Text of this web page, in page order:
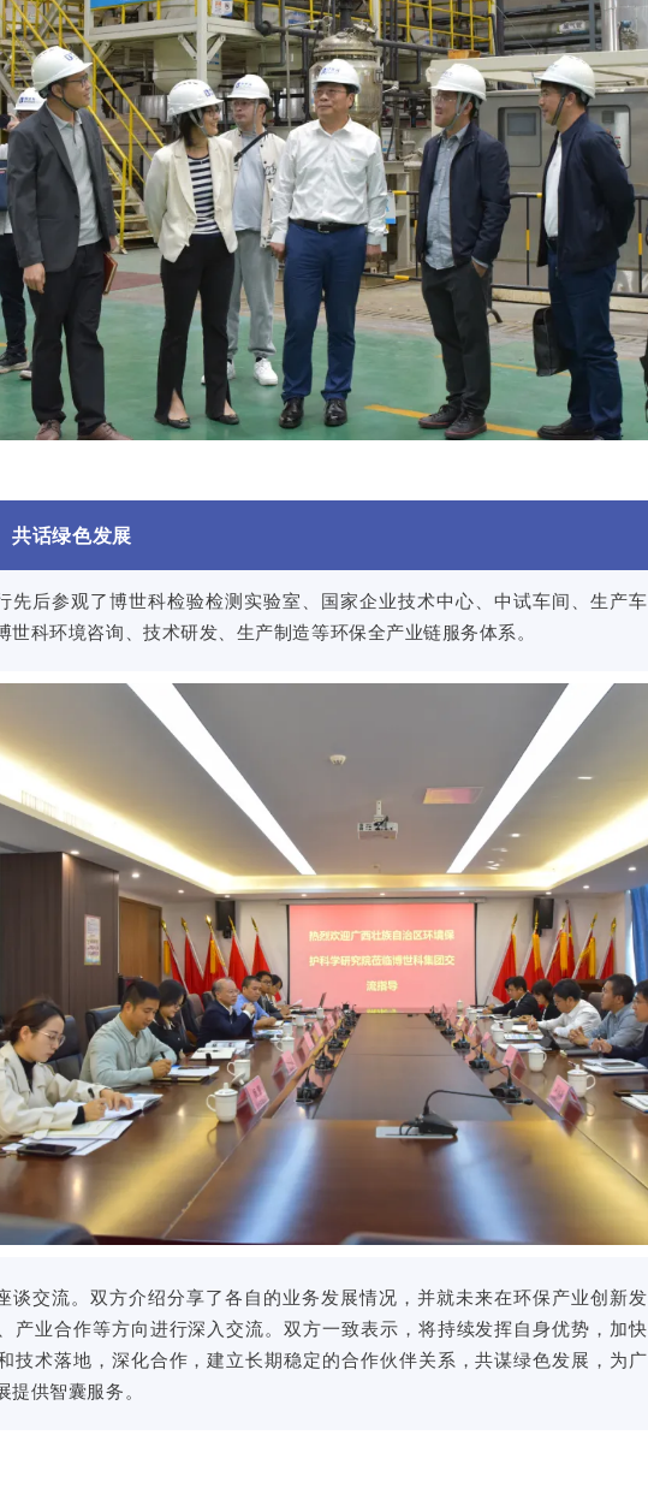
话绿色发展
先后参观了博世科检验检测实验室、国家企业技术中心、中试车间、生产车
世科环境咨询、技术研发、生产制造等环保全产业链服务体系。
谈交流。双方介绍分享了各自的业务发展情况，并就未来在环保产业创新发
产业合作等方向进行深入交流。双方一致表示，将持续发挥自身优势，加快
技术落地，深化合作，建立长期稳定的合作伙伴关系，共谋绿色发展，为广
供智囊服务。